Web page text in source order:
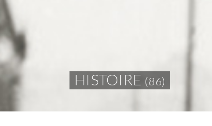
HISTOIRE (86)